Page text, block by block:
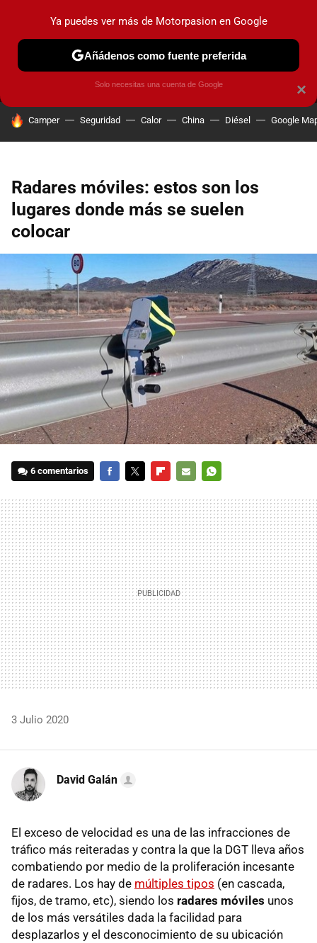
MENÚ NUEVO
COCHES ELÉCTRICOS OBSERVATORIO
HOY SE HABLA DE
Camper Seguridad Calor China Diésel Google
Radares móviles: estos son los
lugares donde más se suelen
colocar
6 comentarios
MAIL
3 Julio 2020
David Galán
El exceso de velocidad es una de las infracciones de
tráfico más reiteradas y contra la que la DGT lleva años
combatiendo por medio de la proliferación incesante
de radares. Los hay de múltiples tipos (en cascada,
fijos, de tramo, etc), siendo los radares móviles unos
de los más versátiles dada la facilidad para
desplazarlos y el desconocimiento de su ubicación
×
Ya puedes ver más de Motorpasion en Google
Añádenos como fuente preferida
Solo necesitas una cuenta de Google